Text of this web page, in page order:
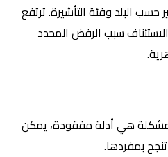
البلد وفئة التأشيرة. ترتفع
سبب الرفض المحدد
هي أدلة مفقودة، يمكن
بمفردها.